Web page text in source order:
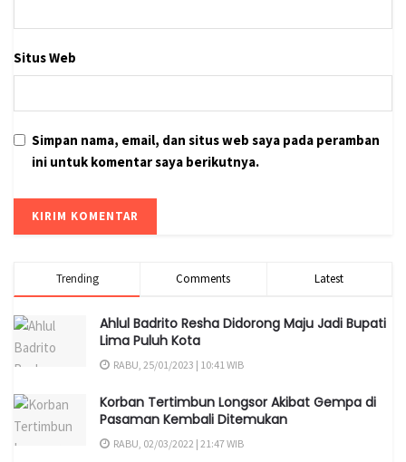
Situs Web
Simpan nama, email, dan situs web saya pada peramban
ini untuk komentar saya berikutnya.
Trending Comments Latest
Ahlul Badrito Resha Didorong Maju Jadi Bupati
Lima Puluh Kota
RABU, 25/01/2023 | 10:41 WIB
Korban Tertimbun Longsor Akibat Gempa di
Pasaman Kembali Ditemukan
RABU, 02/03/2022 | 21:47 WIB